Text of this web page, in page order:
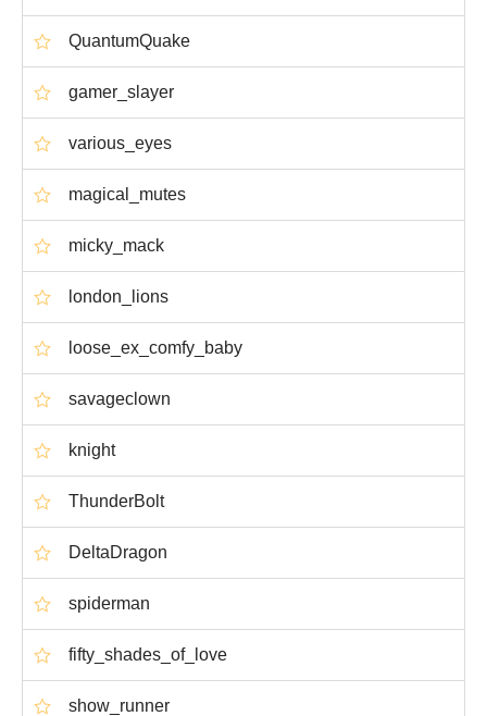
QuantumQuake
gamer_slayer
various_eyes
magical_mutes
micky_mack
london_lions
loose_ex_comfy_baby
savageclown
knight
ThunderBolt
DeltaDragon
spiderman
fifty_shades_of_love
show_runner